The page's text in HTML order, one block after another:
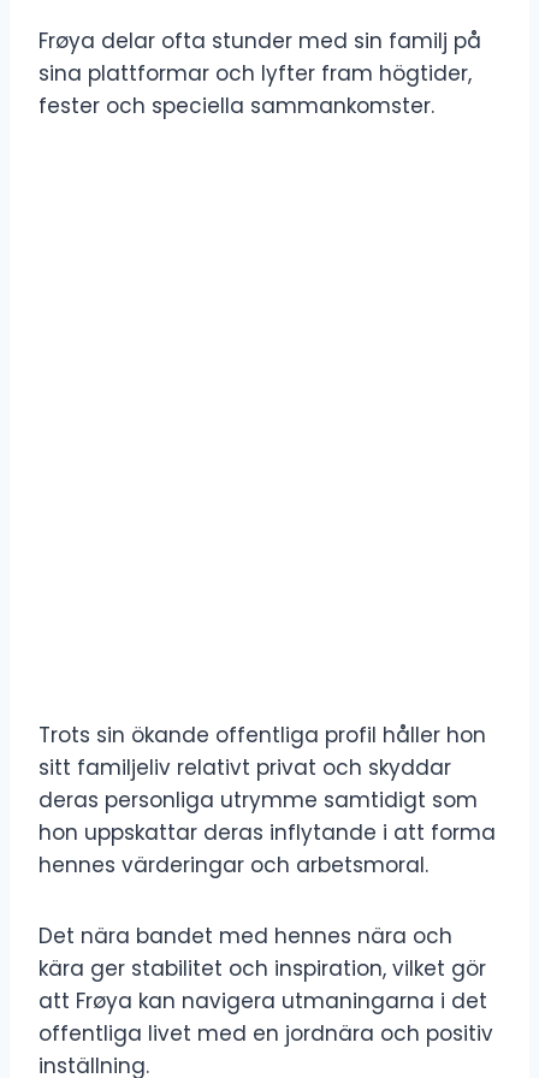
Frøya delar ofta stunder med sin familj på
sina plattformar och lyfter fram högtider,
fester och speciella sammankomster.
Trots sin ökande offentliga profil håller hon
sitt familjeliv relativt privat och skyddar
deras personliga utrymme samtidigt som
hon uppskattar deras inflytande i att forma
hennes värderingar och arbetsmoral.
Det nära bandet med hennes nära och
kära ger stabilitet och inspiration, vilket gör
att Frøya kan navigera utmaningarna i det
offentliga livet med en jordnära och positiv
inställning.